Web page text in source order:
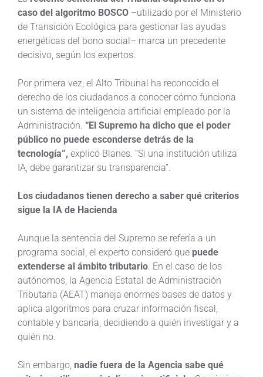
caso del algoritmo BOSCO –utilizado por el Ministerio
de Transición Ecológica para gestionar las ayudas
energéticas del bono social– marca un precedente
decisivo, según los expertos.
Por primera vez, el Alto Tribunal ha reconocido el
derecho de los ciudadanos a conocer cómo funciona
un sistema de inteligencia artificial empleado por la
Administración. “El Supremo ha dicho que el poder
público no puede esconderse detrás de la
tecnología”, explicó Blanes. “Si una institución utiliza
IA, debe garantizar su transparencia”.
Los ciudadanos tienen derecho a saber qué criterios
sigue la IA de Hacienda
Aunque la sentencia del Supremo se refería a un
programa social, el experto consideró que puede
extenderse al ámbito tributario. En el caso de los
autónomos, la Agencia Estatal de Administración
Tributaria (AEAT) maneja enormes bases de datos y
aplica algoritmos para cruzar información fiscal,
contable y bancaria, decidiendo a quién investigar y a
quién no.
Sin embargo, nadie fuera de la Agencia sabe qué